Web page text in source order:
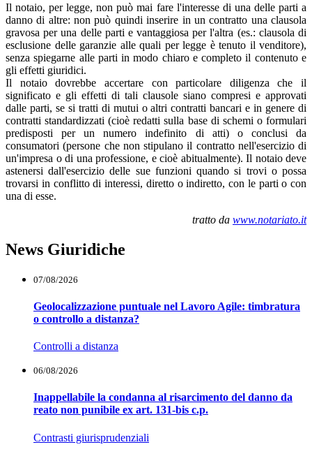
Il notaio, per legge, non può mai fare l'interesse di una delle parti a
danno di altre: non può quindi inserire in un contratto una clausola
gravosa per una delle parti e vantaggiosa per l'altra (es.: clausola di
esclusione delle garanzie alle quali per legge è tenuto il venditore),
senza spiegarne alle parti in modo chiaro e completo il contenuto e
gli effetti giuridici.
Il notaio dovrebbe accertare con particolare diligenza che il
significato e gli effetti di tali clausole siano compresi e approvati
dalle parti, se si tratti di mutui o altri contratti bancari e in genere di
contratti standardizzati (cioè redatti sulla base di schemi o formulari
predisposti per un numero indefinito di atti) o conclusi da
consumatori (persone che non stipulano il contratto nell'esercizio di
un'impresa o di una professione, e cioè abitualmente). Il notaio deve
astenersi dall'esercizio delle sue funzioni quando si trovi o possa
trovarsi in conflitto di interessi, diretto o indiretto, con le parti o con
una di esse.
tratto da www.notariato.it
News Giuridiche
07/08/2026
Geolocalizzazione puntuale nel Lavoro Agile: timbratura
o controllo a distanza?
Controlli a distanza
06/08/2026
Inappellabile la condanna al risarcimento del danno da
reato non punibile ex art. 131-bis c.p.
Contrasti giurisprudenziali